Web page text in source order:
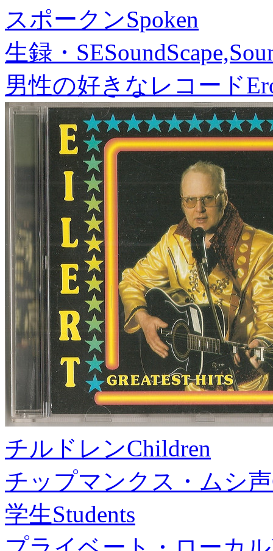
スポークンSpoken
生録・SE
男性の好きなレコード
チルドレンChildren
チップマンクス・ムシ声
学生Students